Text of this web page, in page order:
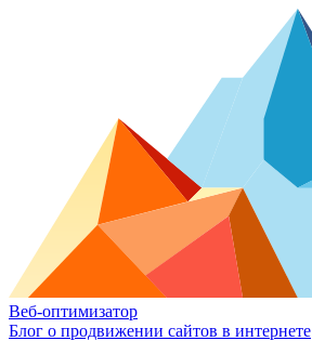
Веб-оптимизатор
Блог о продвижении сайтов в интернете